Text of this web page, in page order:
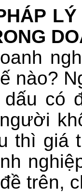
nào?
có
thì giá
trên,